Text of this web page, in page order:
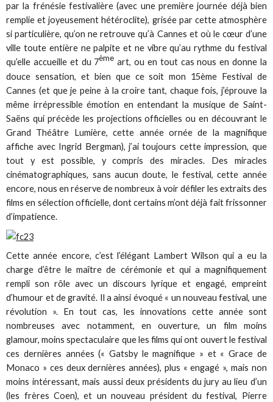
par la frénésie festivalière (avec une première journée déjà bien
remplie et joyeusement hétéroclite), grisée par cette atmosphère
si particulière, qu’on ne retrouve qu’à Cannes et où le cœur d’une
ville toute entière ne palpite et ne vibre qu’au rythme du festival
qu’elle accueille et du 7ème art, ou en tout cas nous en donne la
douce sensation, et bien que ce soit mon 15ème Festival de
Cannes (et que je peine à la croire tant, chaque fois, j’éprouve la
même irrépressible émotion en entendant la musique de Saint-
Saëns qui précède les projections officielles ou en découvrant le
Grand Théâtre Lumière, cette année ornée de la magnifique
affiche avec Ingrid Bergman), j’ai toujours cette impression, que
tout y est possible, y compris des miracles. Des miracles
cinématographiques, sans aucun doute, le festival, cette année
encore, nous en réserve de nombreux à voir défiler les extraits des
films en sélection officielle, dont certains m’ont déjà fait frissonner
d’impatience.
Cette année encore, c’est l’élégant Lambert Wilson qui a eu la
charge d’être le maître de cérémonie et qui a magnifiquement
rempli son rôle avec un discours lyrique et engagé, empreint
d’humour et de gravité. Il a ainsi évoqué « un nouveau festival, une
révolution ». En tout cas, les innovations cette année sont
nombreuses avec notamment, en ouverture, un film moins
glamour, moins spectaculaire que les films qui ont ouvert le festival
ces dernières années (« Gatsby le magnifique » et « Grace de
Monaco » ces deux dernières années), plus « engagé », mais non
moins intéressant, mais aussi deux présidents du jury au lieu d’un
(les frères Coen), et un nouveau président du festival, Pierre